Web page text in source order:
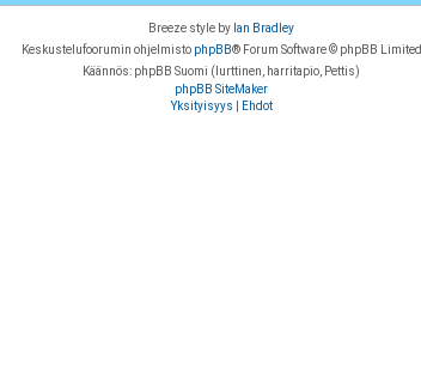
Breeze style by Ian Bradley
Keskustelufoorumin ohjelmisto phpBB® Forum Software © phpBB Limited
Käännös: phpBB Suomi (lurttinen, harritapio, Pettis)
phpBB SiteMaker
Yksityisyys
Ehdot